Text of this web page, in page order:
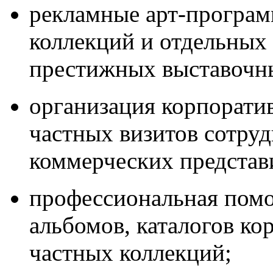
рекламные арт-
коллекций и
престижных
организация
частных визитов
коммерческих
профессиональная
альбомов, каталогов
частных коллекций;